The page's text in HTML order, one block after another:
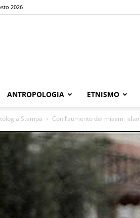
2026
ANTROPOLOGIA ETNISMO
Stampa Con l’aumento dei miasmi